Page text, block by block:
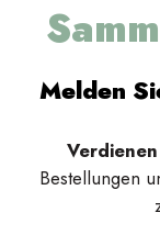
Melden
Bestellungen